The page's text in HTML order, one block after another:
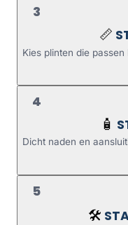
3
📏
Kies plinten die
4
🧴
Dicht naden en
5
🛠️